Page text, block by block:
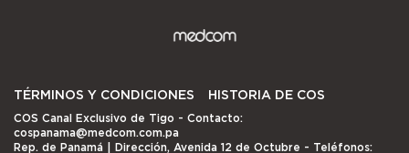
TÉRMINOS Y CONDICIONES HISTORIA DE COS
COS Canal Exclusivo de Tigo - Contacto:
cospanama@medcom.com.pa
Rep. de Panamá | Dirección, Avenida 12 de Octubre - Teléfonos: